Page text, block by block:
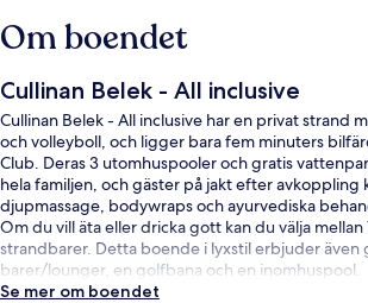
Om boendet
Cullinan Belek - All inclusive
Cullinan Belek - All inclusive har en privat strand
och volleyboll, och ligger bara fem minuters
Club. Deras 3 utomhuspooler och gratis
hela familjen, och gäster på jakt efter avkoppling
djupmassage, bodywraps och ayurvediska
Om du vill äta eller dricka gott kan du välja
strandbarer. Detta boende i lyxstil erbjuder även
barer/lounger, en golfbana och en inomhuspool.
Se mer om boendet